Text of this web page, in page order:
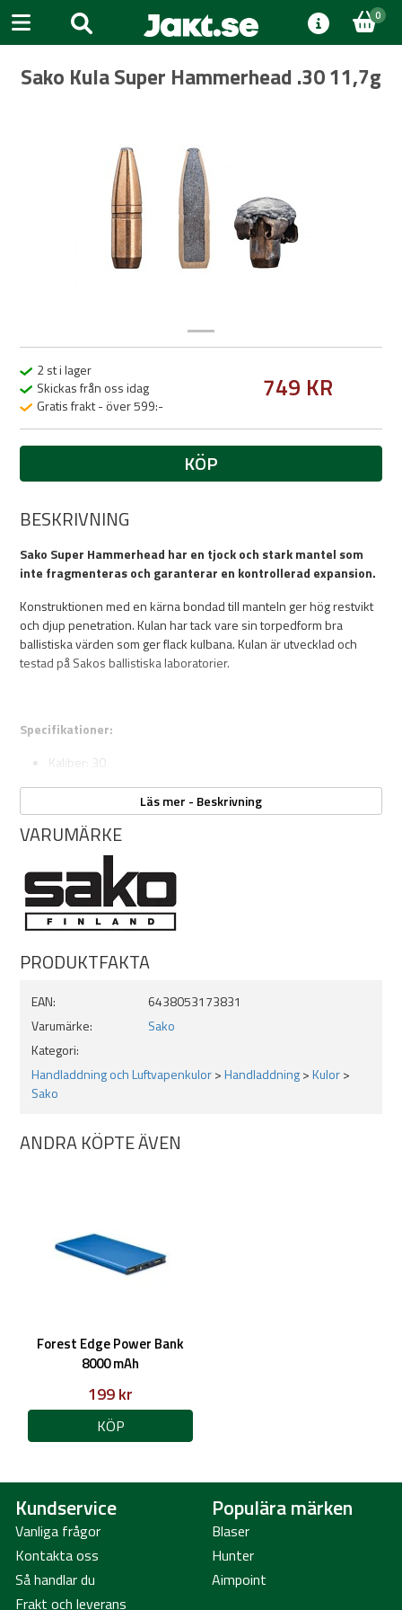
0
Sako Kula Super Hammerhead .30 11,7g
2 st i lager
Skickas från oss idag
Gratis frakt - över 599:-
749 KR
KÖP
BESKRIVNING
Sako Super Hammerhead har en tjock och stark mantel som
inte fragmenteras och garanterar en kontrollerad expansion.
Konstruktionen med en kärna bondad till manteln ger hög restvikt
och djup penetration. Kulan har tack vare sin torpedform bra
ballistiska värden som ger flack kulbana. Kulan är utvecklad och
testad på Sakos ballistiska laboratorier.
Specifikationer:
Kaliber: 30
Antal: 50
Läs mer - Beskrivning
VARUMÄRKE
PRODUKTFAKTA
EAN:
6438053173831
Varumärke:
Sako
Kategori:
Handladdning och Luftvapenkulor>Handladdning>Kulor>
Sako
ANDRA KÖPTE ÄVEN
Forest Edge Power Bank
8000 mAh
199 kr
KÖP
Kundservice
Vanliga frågor
Kontakta oss
Så handlar du
Frakt och leverans
Populära märken
Blaser
Hunter
Aimpoint